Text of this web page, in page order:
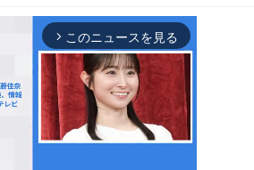
arrow_forward_ios このニュースを見る